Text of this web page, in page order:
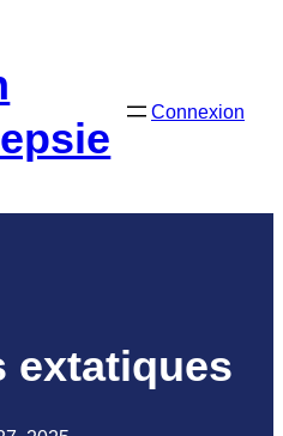
Connexion
extatiques